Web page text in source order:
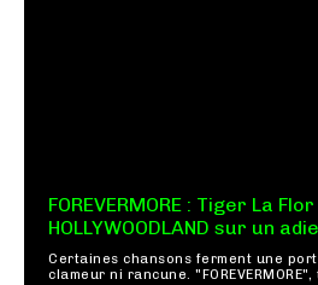
FOREVERMORE : Tiger La
HOLLYWOODLAND sur un
Certaines chansons ferment une
clameur ni rancune.